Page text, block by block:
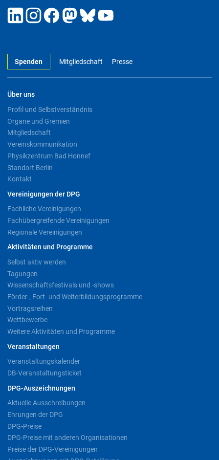
Spenden Mitgliedschaft Presse
Über uns
Profil und Selbstverständnis
Organe und Gremien
Mitgliedschaft
Vereinskommunikation
Physikzentrum Bad Honnef
Standort Berlin
Kontakt
Vereinigungen der DPG
Fachliche Vereinigungen
Fachübergreifende Vereinigungen
Regionale Vereinigungen
Aktivitäten und Programme
Selbst aktiv werden
Tagungen
Wissenschaftsfestivals und -shows
Förder-, Fort- und Weiterbildungsprogramme
Vortragsreihen
Wettbewerbe
Weitere Aktivitäten und Programme
Veranstaltungen
Veranstaltungskalender
DB-Veranstaltungsticket
DPG-Auszeichnungen
Aktuelle Ausschreibungen
Ehrungen der DPG
DPG-Preise
DPG-Preise mit anderen Organisationen
Preise der DPG-Vereinigungen